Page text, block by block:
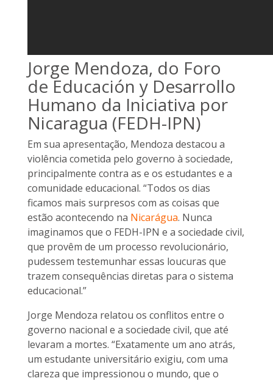
Jorge Mendoza, do Foro
de Educación y Desarrollo
Humano da Iniciativa por
Nicaragua (FEDH-IPN)
Em sua apresentação, Mendoza destacou a
violência cometida pelo governo à sociedade,
principalmente contra as e os estudantes e a
comunidade educacional. “Todos os dias
ficamos mais surpresos com as coisas que
estão acontecendo na Nicarágua. Nunca
imaginamos que o FEDH-IPN e a sociedade civil,
que provêm de um processo revolucionário,
pudessem testemunhar essas loucuras que
trazem consequências diretas para o sistema
educacional.”
Jorge Mendoza relatou os conflitos entre o
governo nacional e a sociedade civil, que até
levaram a mortes. “Exatamente um ano atrás,
um estudante universitário exigiu, com uma
clareza que impressionou o mundo, que o